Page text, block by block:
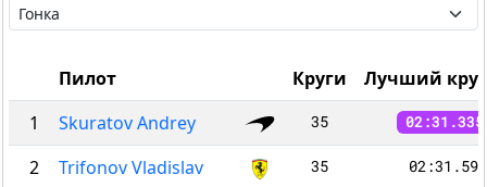
Пилот Круги
Лучший круг
1
Skuratov Andrey 35 02:31.335
2 Trifonov Vladislav 35 02:31.592